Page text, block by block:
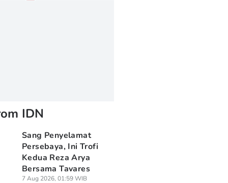
IDN
Sang Penyelamat
Persebaya, Ini Trofi
Kedua Reza Arya
Bersama Tavares
7 Aug 2026, 01:59 WIB